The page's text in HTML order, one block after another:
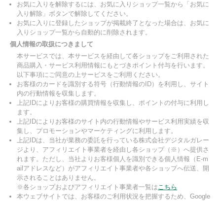
お気に入りを解除するには、お気に入りショップ一覧から「お気に
入り解除」ボタンで解除してください。
お気に入りに登録したショップが掲載終了となった場合は、お気に
入りショップ一覧から自動的に削除されます。
個人情報の取扱につきまして
本サービスでは、本サービスを経由して各ショップをご利用された
商品購入・サービス利用情報にもとづきポイント付与を行います。
以下事項にご同意の上サービスをご利用ください。
お客様のカードを識別する符号（行動情報のID）を利用し、サイト
内の行動情報を収集します。
上記IDによりお客様の購買情報を収集し、ポイントの付与に利用し
ます。
上記IDによりお客様のサイト内の行動情報やサービス利用実績を収
集し、プロモーションやマーケティングに利用します。
上記IDは、当社が業務の委託を行っている株式会社デジタルガレー
ジより、アフィリエイト事業者を経由し各ショップ（※）へ提供さ
れます。ただし、当社よりお客様個人を識別できる個人情報（E-m
ailアドレスなど）がアフィリエイト事業者や各ショップへ伝送、開
示されることはありません。
※各ショップおよびアフィリエイト事業者一覧はこちら
本ウェブサイトでは、お客様のご利用状況を把握するため、Google